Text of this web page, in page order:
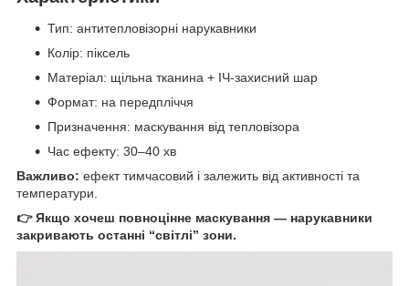
Тип: антитепловізорні нарукавники
Колір: піксель
Матеріал: щільна тканина + ІЧ-захисний шар
Формат: на передпліччя
Призначення: маскування від тепловізора
Час ефекту: 30–40 хв
Важливо: ефект тимчасовий і залежить від активності та
температури.
👉 Якщо хочеш повноцінне маскування — нарукавники
закривають останні “світлі” зони.